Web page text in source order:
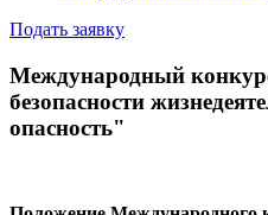
Подать заявку
Международный
безопасности
опасность"